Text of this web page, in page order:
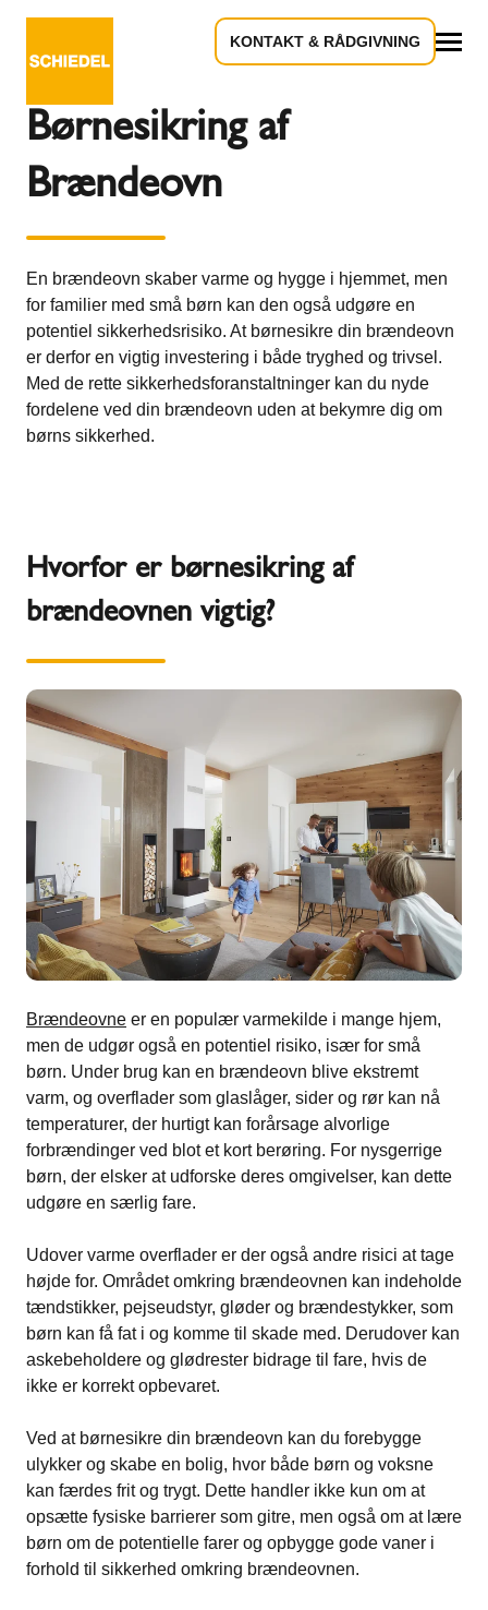
KONTAKT & RÅDGIVNING
Børnesikring af
Brændeovn
En brændeovn skaber varme og hygge i hjemmet, men
for familier med små børn kan den også udgøre en
potentiel sikkerhedsrisiko. At børnesikre din brændeovn
er derfor en vigtig investering i både tryghed og trivsel.
Med de rette sikkerhedsforanstaltninger kan du nyde
fordelene ved din brændeovn uden at bekymre dig om
børns sikkerhed.
Hvorfor er børnesikring af
brændeovnen vigtig?
Brændeovne er en populær varmekilde i mange hjem,
men de udgør også en potentiel risiko, især for små
børn. Under brug kan en brændeovn blive ekstremt
varm, og overflader som glaslåger, sider og rør kan nå
temperaturer, der hurtigt kan forårsage alvorlige
forbrændinger ved blot et kort berøring. For nysgerrige
børn, der elsker at udforske deres omgivelser, kan dette
udgøre en særlig fare.
Udover varme overflader er der også andre risici at tage
højde for. Området omkring brændeovnen kan indeholde
tændstikker, pejseudstyr, gløder og brændestykker, som
børn kan få fat i og komme til skade med. Derudover kan
askebeholdere og glødrester bidrage til fare, hvis de
ikke er korrekt opbevaret.
Ved at børnesikre din brændeovn kan du forebygge
ulykker og skabe en bolig, hvor både børn og voksne
kan færdes frit og trygt. Dette handler ikke kun om at
opsætte fysiske barrierer som gitre, men også om at lære
børn om de potentielle farer og opbygge gode vaner i
forhold til sikkerhed omkring brændeovnen.